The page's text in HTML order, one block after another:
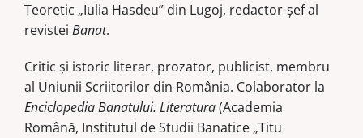
Teoretic „Iulia Hasdeu” din Lugoj, redactor-şef al
revistei Banat.
Critic şi istoric literar, prozator, publicist, membru
al Uniunii Scriitorilor din România. Colaborator la
Enciclopedia Banatului. Literatura(Academia
Română, Institutul de Studii Banatice „Titu